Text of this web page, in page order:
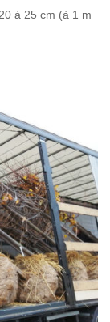
à 25 cm (à 1 m